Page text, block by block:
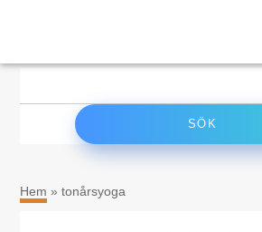
Hem »tonårsyoga